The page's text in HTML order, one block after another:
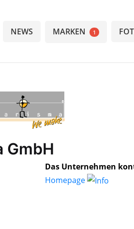
NEWS MARKEN 1
GmbH
Das Unternehmen
Homepage